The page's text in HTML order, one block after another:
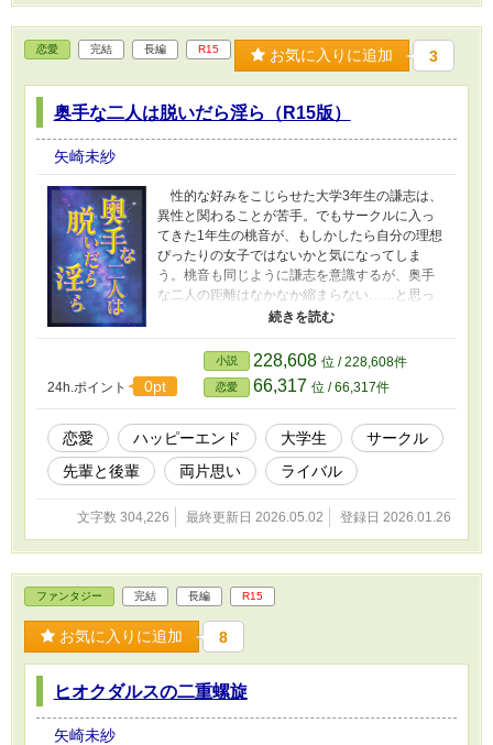
恋愛 完結 長編 R15 お気に入りに追加 3
奥手な二人は脱いだら淫ら（R15版）
矢崎未紗
性的な好みをこじらせた大学3年生の謙志は、
異性と関わることが苦手。でもサークルに入っ
てきた1年生の桃音が、もしかしたら自分の理想
ぴったりの女子ではないかと気になってしま
う。桃音も同じように謙志を意識するが、奥手
な二人の距離はなかなか縮まらない……と思っ
たら、なぜか謙志の部屋で破廉恥なことをする
関係になってしまい……？ そんなこんなでじ
れじれ両片思いが終わって無事に付き合いだし
たら、今度は厄介なライバル登場で二人の関係
に亀裂が入ってしまい――と、大学生らしいラ
ブストーリー（ほんのりえっちな空気アリ）
を、お届けします／具体的な性描写はありませ
んが、キスシーンや性行為に言及する会話があ
るため、R15としています（ほかサイトにも掲
24h.ポイント 0pt
小説 228,608 位 / 228,608件
恋愛 66,317 位 / 66,317件
恋愛 ハッピーエンド 大学生
サークル
先輩と後輩
両片思い ライバル
文字数 304,226 最終更新日 2026.05.02 登録日 2026.01.26
ファンタジー 完結 長編 R15
お気に入りに追加 8
ヒオクダルスの二重螺旋
矢崎未紗